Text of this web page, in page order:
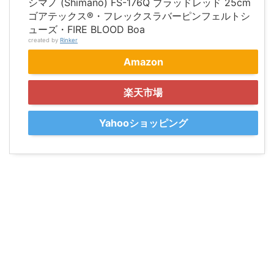
シマノ (Shimano) FS-176Q ブラッドレッド 25cm
ゴアテックス®・フレックスラバーピンフェルトシ
ューズ・FIRE BLOOD Boa
created by Rinker
Amazon
楽天市場
Yahooショッピング